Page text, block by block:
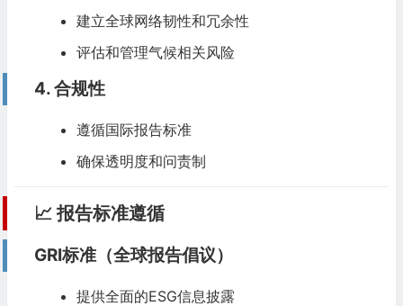
建立全球网络韧性和冗余性
评估和管理气候相关风险
4. 合规性
遵循国际报告标准
确保透明度和问责制
📈 报告标准遵循
GRI标准（全球报告倡议）
提供全面的ESG信息披露